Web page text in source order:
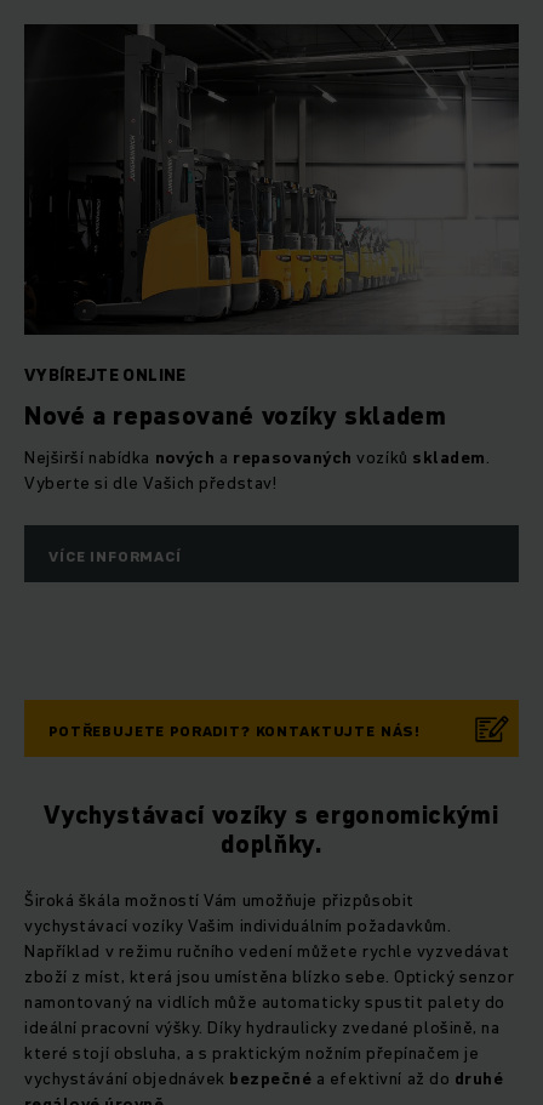
VYBÍREJTE ONLINE
Nové a repasované vozíky skladem
Nejširší nabídka nových a repasovanýchvozíků skladem.
Vyberte si dle Vašich představ!
VÍCE INFORMACÍ
POTŘEBUJETE PORADIT? KONTAKTUJTE NÁS!
Vychystávací vozíky s ergonomickými
doplňky.
Široká škála možností Vám umožňuje přizpůsobit
vychystávací vozíky Vašim individuálním požadavkům.
Například v režimu ručního vedení můžete rychle vyzvedávat
zboží z míst, která jsou umístěna blízko sebe. Optický senzor
namontovaný na vidlích může automaticky spustit palety do
ideální pracovní výšky. Díky hydraulicky zvedané plošině, na
které stojí obsluha, a s praktickým nožním přepínačem je
vychystávání objednávek bezpečné a efektivní až do druhé